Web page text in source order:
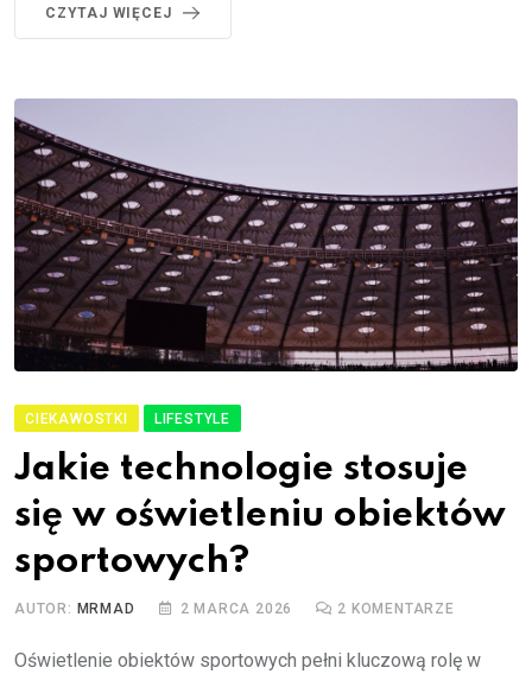
CZYTAJ WIĘCEJ
CIEKAWOSTKI LIFESTYLE
Jakie technologie stosuje
się w oświetleniu obiektów
sportowych?
AUTOR: MRMAD 2 MARCA 2026 2 KOMENTARZE
Oświetlenie obiektów sportowych pełni kluczową rolę w